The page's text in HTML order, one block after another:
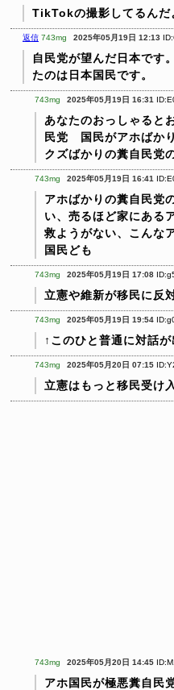
TikTokの撮影してるんだ
返信 743mg 2025年05月19日 12:13
自民党が望んだ日本です。
たのは日本国民です。
743mg 2025年05月19日 16:31
あなたのおっしゃると
民党 国民がアホばか
クズばかりの糞自民党
743mg 2025年05月19日 16:41
アホばかりの糞自民党
い、売るほど家にある
救ようがない、こんな
国民ども
743mg 2025年05月19日 17:08
立憲や維新が移民に反
743mg 2025年05月19日 19:54
↑このひと普通に対話が
743mg 2025年05月20日 07:15
立憲はもっと移民受
743mg 2025年05月20日 14:45
アホ国民が極悪糞自民